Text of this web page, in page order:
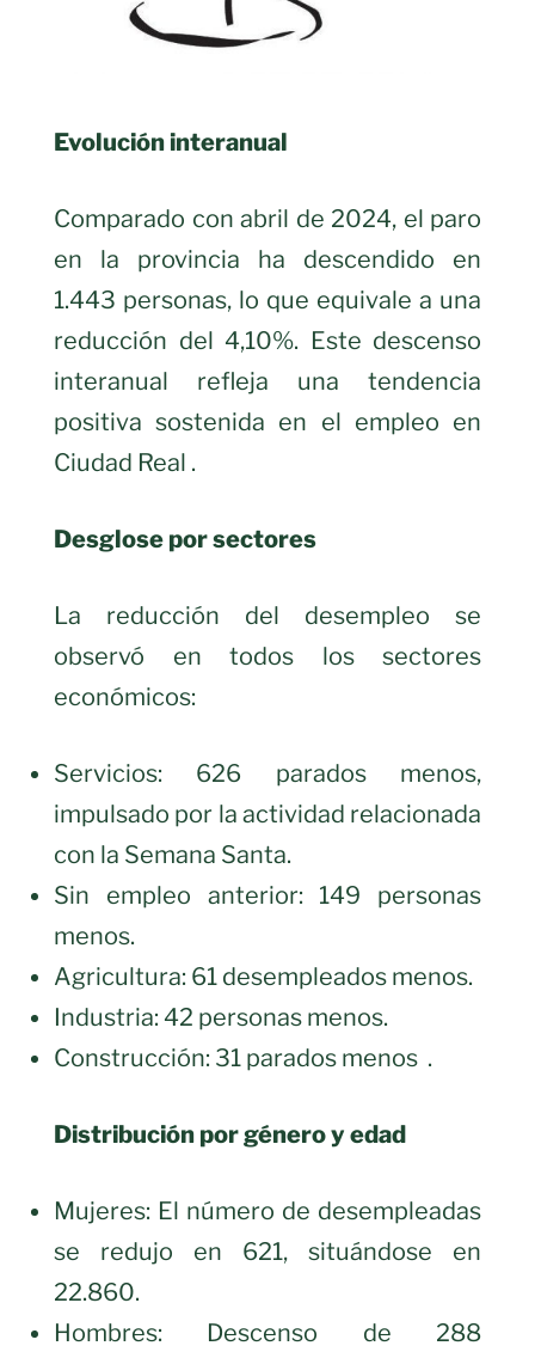
Evolución interanual
Comparado con abril de 2024, el paro
en la provincia ha descendido en
1.443 personas, lo que equivale a una
reducción del 4,10%. Este descenso
interanual refleja una tendencia
positiva sostenida en el empleo en
Ciudad Real .
Desglose por sectores
La reducción del desempleo se
observó en todos los sectores
económicos:
Servicios: 626 parados menos,
impulsado por la actividad relacionada
con la Semana Santa.
Sin empleo anterior: 149 personas
menos.
Agricultura: 61 desempleados menos.
Industria: 42 personas menos.
Construcción: 31 parados menos .
Distribución por género y edad
Mujeres: El número de desempleadas
se redujo en 621, situándose en
22.860.
Hombres: Descenso de 288